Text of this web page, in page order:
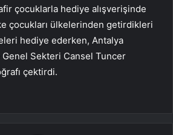
çocuklarla hediye alışverişinde
çocukları ülkelerinden getirdikleri
hediye ederken, Antalya
Sekteri Cansel Tuncer
çektirdi.